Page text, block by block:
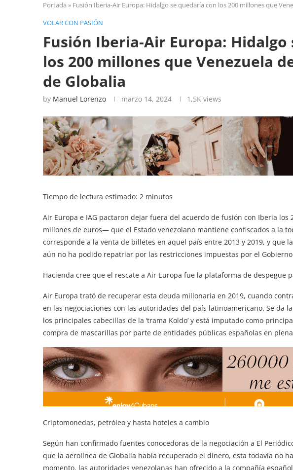
Portada » Fusión Iberia-Air Europa: Hidalgo se quedaría con los 200 millones que
VOLAR CON PASIÓN
Fusión Iberia-Air Europa: Hidalgo
los 200 millones que Venezuela
de Globalia
by Manuel Lorenzo marzo 14, 2024 1,5K views
Tiempo de lectura estimado: 2 minutos
Air Europa e IAG pactaron dejar fuera del acuerdo de fusión con Iberia
millones de euros— que el Estado venezolano mantiene confiscados a la
corresponde a la venta de billetes en aquel país entre 2013 y 2019, y que
aún no ha podido repatriar por las restricciones impuestas por el
Hacienda cree que el rescate a Air Europa fue la plataforma de despegue
Air Europa trató de recuperar esta deuda millonaria en 2019, cuando
en las negociaciones con las autoridades del país latinoamericano. Se da
los principales cabecillas de la ‘trama Koldo’ y está imputado como
compra de mascarillas por parte de entidades públicas españolas en
Criptomonedas, petróleo y hasta hoteles a cambio
Según han confirmado fuentes conocedoras de la negociación a El
que la aerolínea de Globalia había recuperado el dinero, esta todavía no
momento, las autoridades venezolanas han ofrecido a la compañía